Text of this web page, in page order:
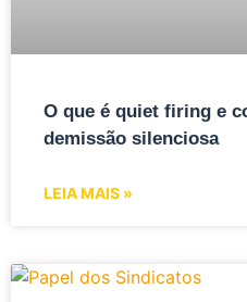
O que é quiet firing e
demissão silenciosa
LEIA MAIS »